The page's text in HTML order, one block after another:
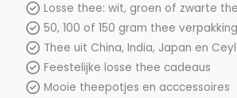
Losse thee: wit, groen of zwarte
50, 100 of 150 gram thee
Thee uit China, India, Japan en
Feestelijke losse thee cadeaus
Mooie theepotjes en acccessoires